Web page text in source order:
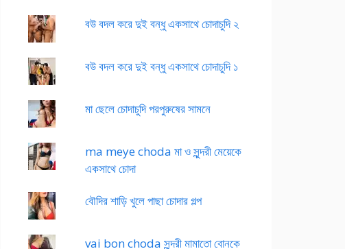
বউ বদল করে দুই বন্ধু একসাথে চোদাচুদি ২
বউ বদল করে দুই বন্ধু একসাথে চোদাচুদি ১
মা ছেলে চোদাচুদি পরপুরুষের সামনে
ma meye choda মা ও সুন্দরী মেয়েকে
একসাথে চোদা
বৌদির শাড়ি খুলে পাছা চোদার গল্প
vai bon choda সুন্দরী মামাতো বোনকে